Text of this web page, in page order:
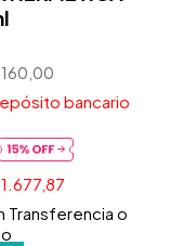
bancario
Transferencia o